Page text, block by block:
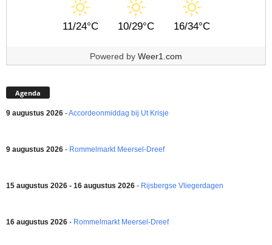
11/24°C 10/29°C 16/34°C
Powered by Weer1.com
Agenda
9 augustus 2026 -Accordeonmiddag bij Ut Krisje
9 augustus 2026 - Rommelmarkt Meersel-Dreef
15 augustus 2026 - 16 augustus 2026 - Rijsbergse Vliegerdagen
16 augustus 2026 - Rommelmarkt Meersel-Dreef